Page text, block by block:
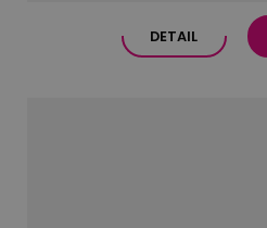
DETAIL